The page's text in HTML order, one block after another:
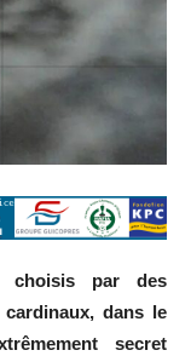
choisis par des
dans le
secret